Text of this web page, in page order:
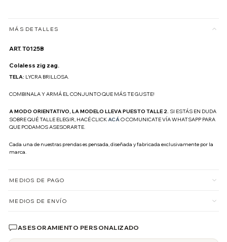
MÁS DETALLES
ART. T0125B
Colaless zig zag.
TELA: LYCRA BRILLOSA.
COMBINALA Y ARMÁ EL CONJUNTO QUE MÁS TE GUSTE!
A MODO ORIENTATIVO, LA MODELO LLEVA PUESTO TALLE 2. SI ESTÁS EN DUDA
SOBRE QUÉ TALLE ELEGIR, HACÉ CLICK ACÁO COMUNICATE VÍA WHATSAPP PARA
QUE PODAMOS ASESORARTE.
Cada una de nuestras prendas es pensada, diseñada y fabricada exclusivamente por la
marca.
MEDIOS DE PAGO
MEDIOS DE ENVÍO
ASESORAMIENTO PERSONALIZADO